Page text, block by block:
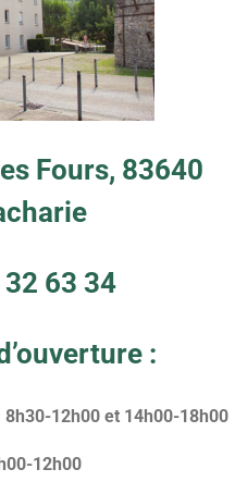
Fours, 83640
63 34
:
12h00 et 14h00-18h00
12h00